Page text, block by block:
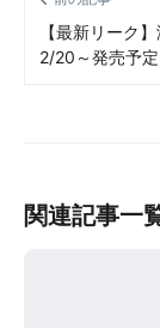
【最新リーク
2/20～発売予
関連記事一